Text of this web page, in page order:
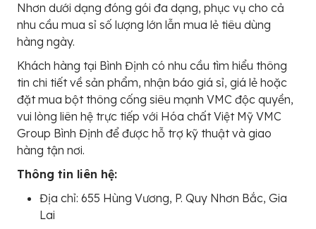
Nhơn dưới dạng đóng gói đa dạng, phục vụ cho cả
nhu cầu mua sỉ số lượng lớn lẫn mua lẻ tiêu dùng
hàng ngày.
Khách hàng tại Bình Định có nhu cầu tìm hiểu thông
tin chi tiết về sản phẩm, nhận báo giá sỉ, giá lẻ hoặc
đặt mua bột thông cống siêu mạnh VMC độc quyền,
vui lòng liên hệ trực tiếp với Hóa chất Việt Mỹ VMC
Group Bình Định để được hỗ trợ kỹ thuật và giao
hàng tận nơi.
Thông tin liên hệ:
Địa chỉ: 655 Hùng Vương, P. Quy Nhơn Bắc, Gia
Lai